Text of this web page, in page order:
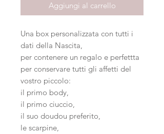
Aggiungi al carrello
Una box personalizzata con tutti i
dati della Nascita,
per contenere un regalo e perfettta
per conservare tutti gli affetti del
vostro piccolo:
il primo body,
il primo ciuccio,
il suo doudou preferito,
le scarpine,